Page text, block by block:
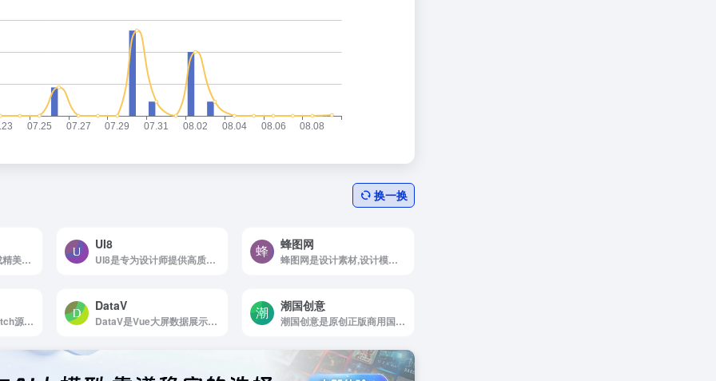
换一换
Appicons AI是AI生成精美App图标
UI8
UI8是专为设计师提供高质量UI设计资源的网站
蜂图网
蜂图网是设计素材,设计模板,设计图片,图片素材,素材库,UI设计,免抠素材,样机模板
Sketch.im是各种sketch源文件，插件，免...
DataV
DataV是Vue大屏数据展示组件库
潮国创意
潮国创意是原创正版商用国潮素材库